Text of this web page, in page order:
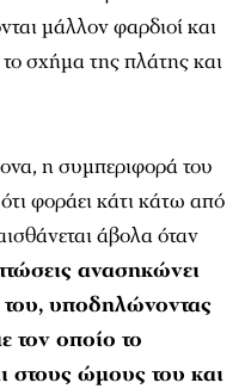
μάλλον φαρδιοί και
σχήμα της πλάτης και
η συμπεριφορά του
φοράει κάτι κάτω από
άβολα όταν
ανασηκώνει
υποδηλώνοντας
τον οποίο το
στους ώμους του και